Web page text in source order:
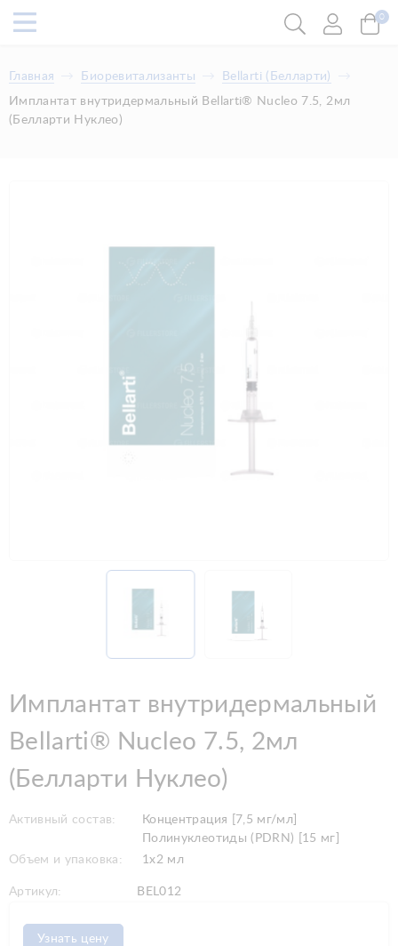
0
Главная Биоревитализанты
Bellarti (Белларти)
Имплантат внутридермальный Bellarti® Nucleo 7.5, 2мл
(Белларти Нуклео)
Имплантат внутридермальный
Bellarti® Nucleo 7.5, 2мл
(Белларти Нуклео)
Активный состав:
Концентрация [7,5 мг/мл]
Полинуклеотиды (PDRN) [15 мг]
Объем и упаковка:
1х2 мл
Артикул: BEL012
Узнать цену